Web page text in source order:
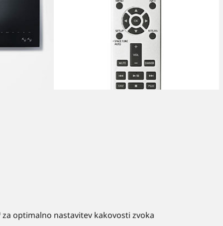
za optimalno nastavitev kakovosti zvoka